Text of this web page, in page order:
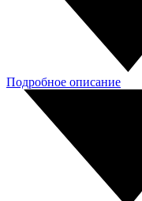
Подробное описание